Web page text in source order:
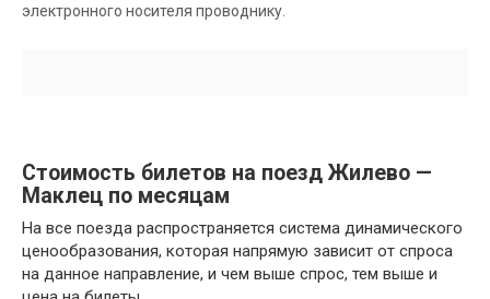
электронного носителя проводнику.
Стоимость билетов на поезд Жилево —
Маклец по месяцам
На все поезда распространяется система динамического
ценообразования, которая напрямую зависит от спроса
на данное направление, и чем выше спрос, тем выше и